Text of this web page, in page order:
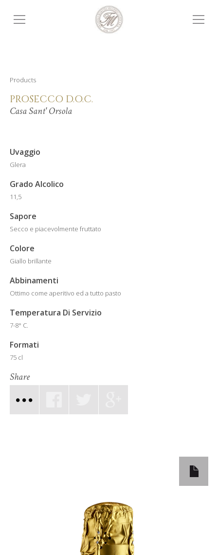
Products
PROSECCO D.O.C.
Casa Sant' Orsola
Uvaggio
Glera
Grado Alcolico
11,5
Sapore
Secco e piacevolmente fruttato
Colore
Giallo brillante
Abbinamenti
Ottimo come aperitivo ed a tutto pasto
Temperatura Di Servizio
7-8° C.
Formati
75 cl
Share